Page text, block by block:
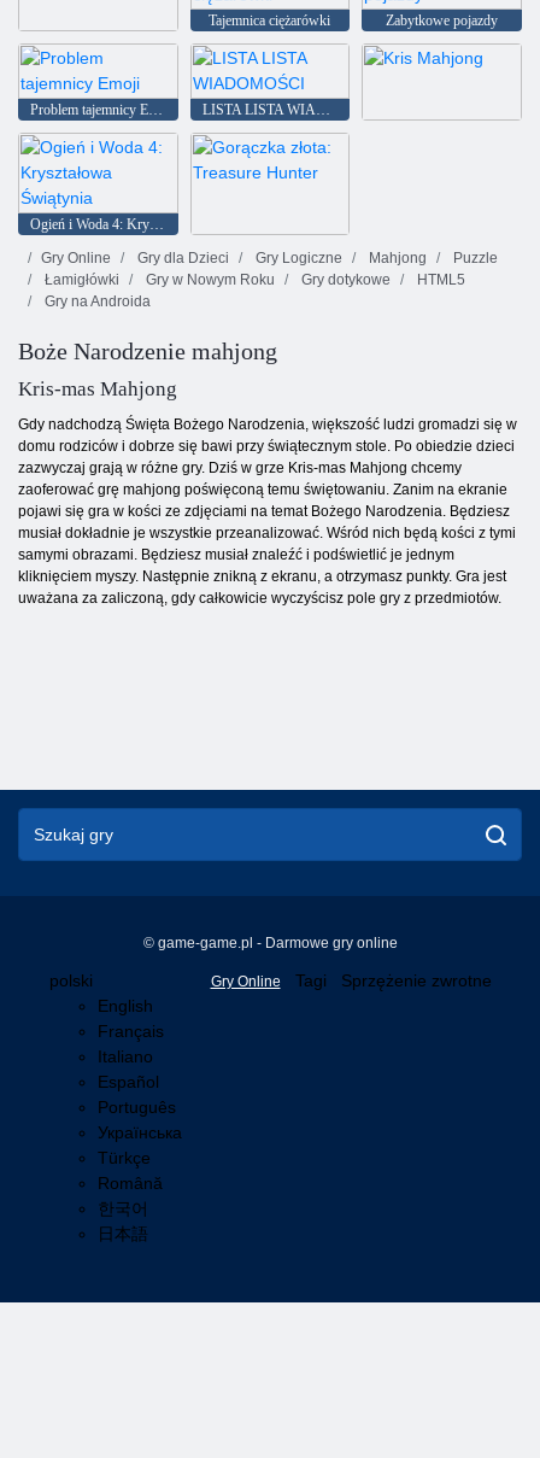
Moto Puzzle
Tajemnica ciężarówki Zabytkowe pojazdy
Problem tajemnicy Emoji
LISTA LISTA WIADOMOŚCI
Ogień i Woda 4: Kryształowa Świątynia
Gry Online Gry dla Dzieci Gry Logiczne Mahjong
Puzzle
Łamigłówki
Gry w Nowym Roku Gry dotykowe
HTML5
Gry na Androida
Boże Narodzenie mahjong
Kris-mas Mahjong
Gdy nadchodzą Święta Bożego Narodzenia, większość ludzi gromadzi się w
domu rodziców i dobrze się bawi przy świątecznym stole. Po obiedzie dzieci
zazwyczaj grają w różne gry. Dziś w grze Kris-mas Mahjong chcemy
zaoferować grę mahjong poświęconą temu świętowaniu. Zanim na ekranie
pojawi się gra w kości ze zdjęciami na temat Bożego Narodzenia. Będziesz
musiał dokładnie je wszystkie przeanalizować. Wśród nich będą kości z tymi
samymi obrazami. Będziesz musiał znaleźć i podświetlić je jednym
kliknięciem myszy. Następnie znikną z ekranu, a otrzymasz punkty. Gra jest
uważana za zaliczoną, gdy całkowicie wyczyścisz pole gry z przedmiotów.
© game-game.pl - Darmowe gry online
polski
English
Français
Italiano
Español
Português
Українська
Türkçe
Română
한국어
日本語
Gry Online Tagi Sprzężenie zwrotne